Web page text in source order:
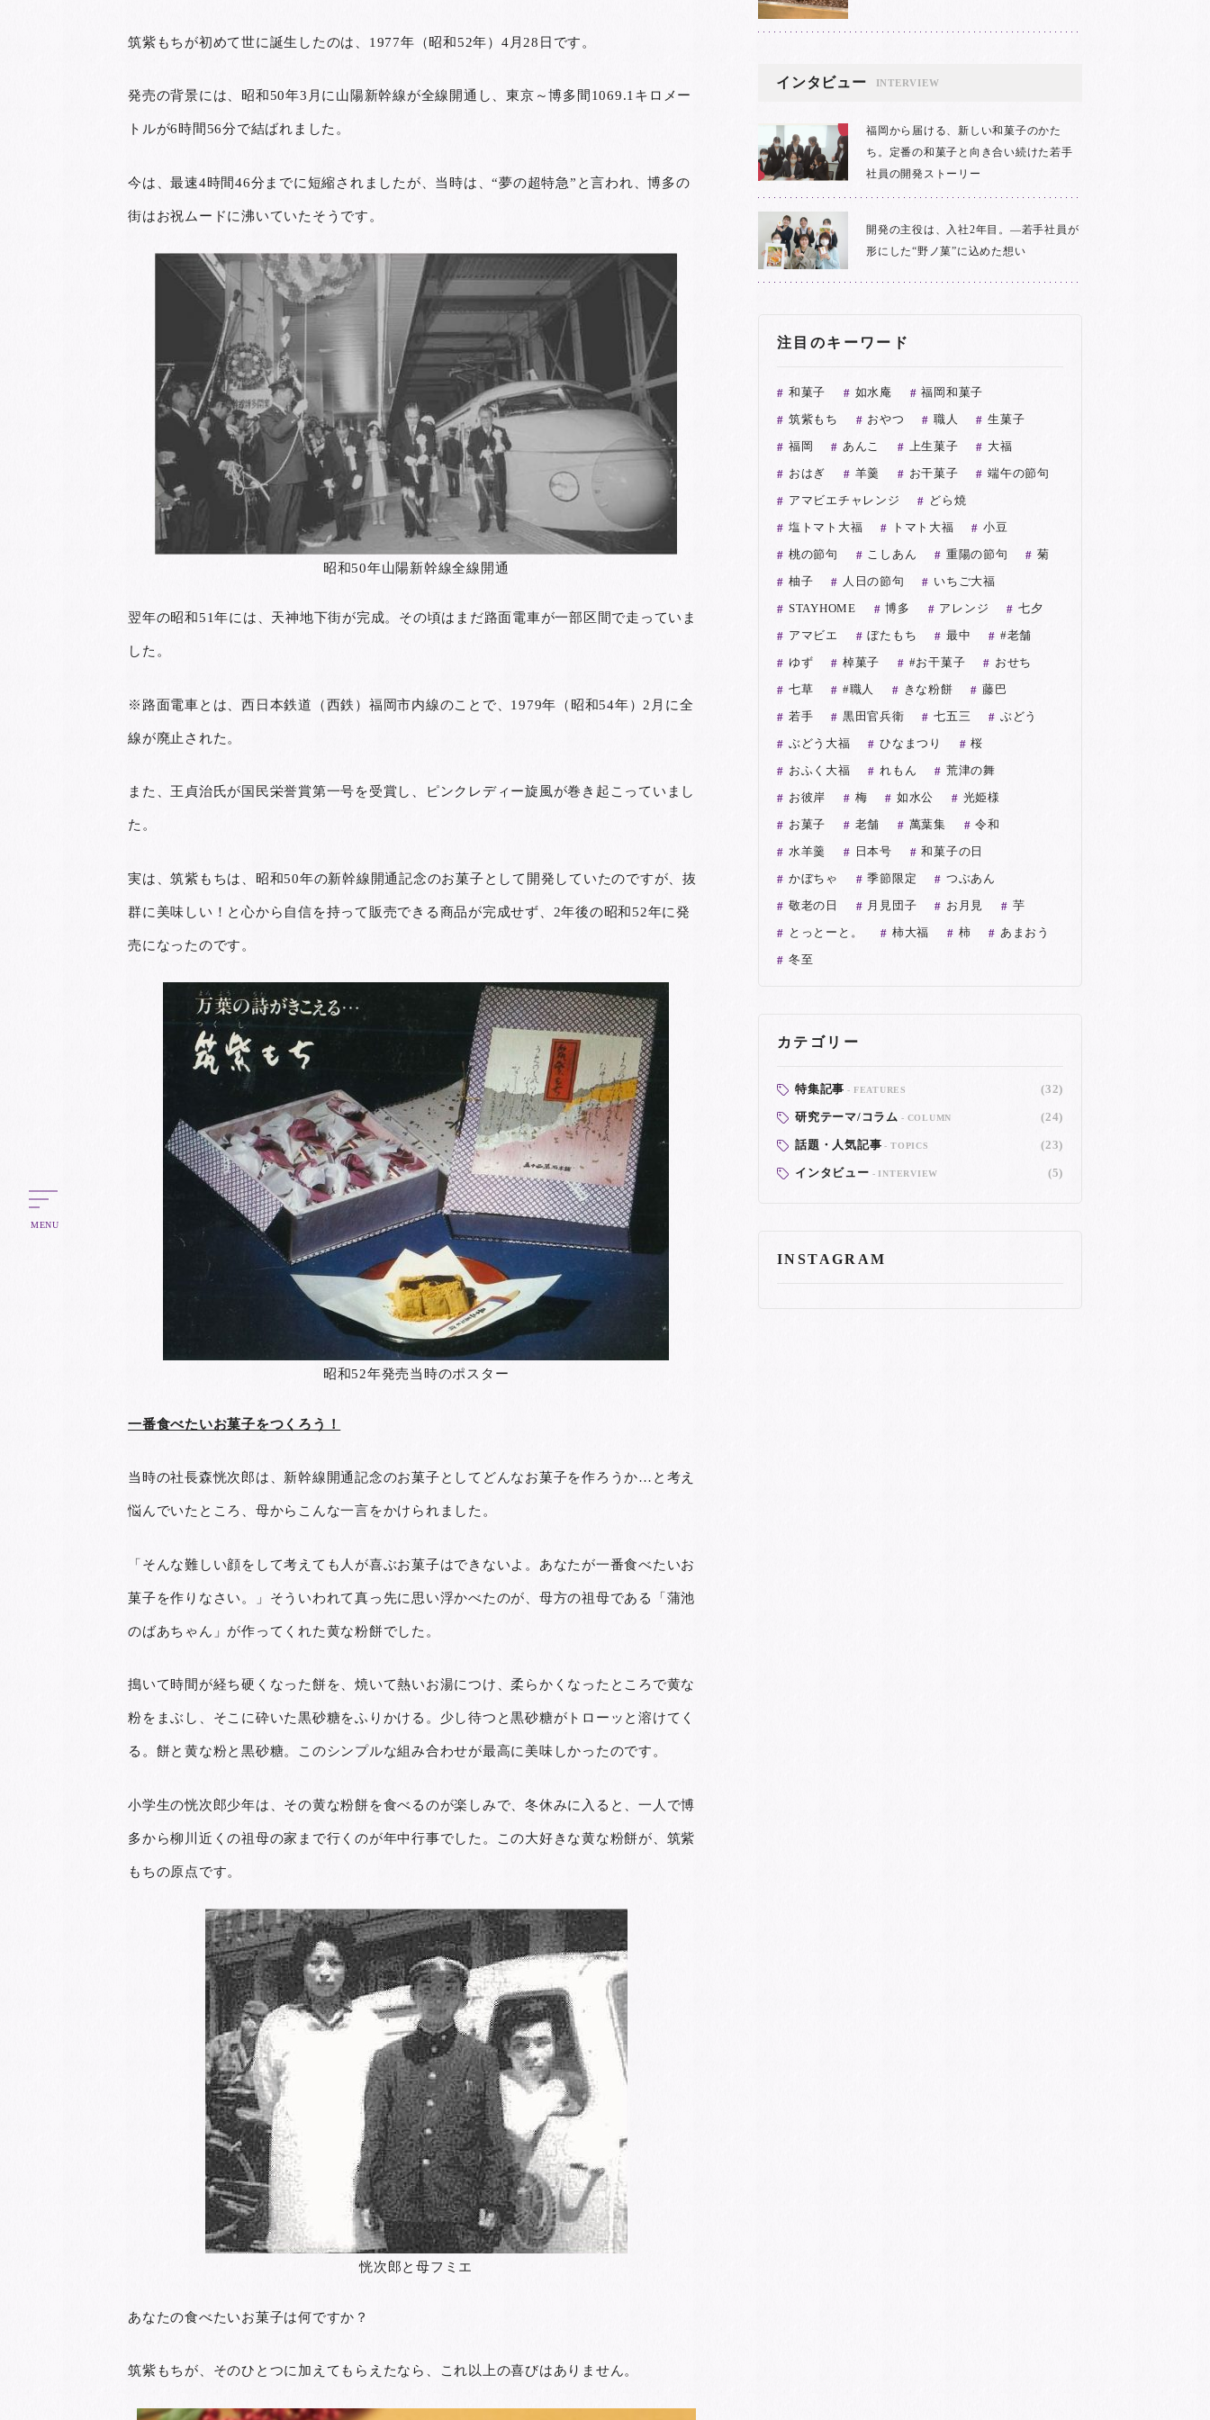
MENU
筑紫もちが初めて世に誕生したのは、1977年（昭和52年）4月28日です。
発売の背景には、昭和50年3月に山陽新幹線が全線開通し、東京～博多間1069.1キロメー
トルが6時間56分で結ばれました。
今は、最速4時間46分までに短縮されましたが、当時は、“夢の超特急”と言われ、博多の
街はお祝ムードに沸いていたそうです。
昭和50年山陽新幹線全線開通
翌年の昭和51年には、天神地下街が完成。その頃はまだ路面電車が一部区間で走っていま
した。
※路面電車とは、西日本鉄道（西鉄）福岡市内線のことで、1979年（昭和54年）2月に全
線が廃止された。
また、王貞治氏が国民栄誉賞第一号を受賞し、ピンクレディー旋風が巻き起こっていまし
た。
実は、筑紫もちは、昭和50年の新幹線開通記念のお菓子として開発していたのですが、抜
群に美味しい！と心から自信を持って販売できる商品が完成せず、2年後の昭和52年に発
売になったのです。
昭和52年発売当時のポスター
一番食べたいお菓子をつくろう！
当時の社長森恍次郎は、新幹線開通記念のお菓子としてどんなお菓子を作ろうか…と考え
悩んでいたところ、母からこんな一言をかけられました。
「そんな難しい顔をして考えても人が喜ぶお菓子はできないよ。あなたが一番食べたいお
菓子を作りなさい。」そういわれて真っ先に思い浮かべたのが、母方の祖母である「蒲池
のばあちゃん」が作ってくれた黄な粉餅でした。
搗いて時間が経ち硬くなった餅を、焼いて熱いお湯につけ、柔らかくなったところで黄な
粉をまぶし、そこに砕いた黒砂糖をふりかける。少し待つと黒砂糖がトローッと溶けてく
る。餅と黄な粉と黒砂糖。このシンプルな組み合わせが最高に美味しかったのです。
小学生の恍次郎少年は、その黄な粉餅を食べるのが楽しみで、冬休みに入ると、一人で博
多から柳川近くの祖母の家まで行くのが年中行事でした。この大好きな黄な粉餅が、筑紫
もちの原点です。
恍次郎と母フミエ
あなたの食べたいお菓子は何ですか？
筑紫もちが、そのひとつに加えてもらえたなら、これ以上の喜びはありません。
インタビュー INTERVIEW
福岡から届ける、新しい和菓子のかた
ち。定番の和菓子と向き合い続けた若手
社員の開発ストーリー
開発の主役は、入社2年目。―若手社員が
形にした“野ノ菓”に込めた想い
注目のキーワード
和菓子 如水庵 福岡和菓子
筑紫もち おやつ 職人 生菓子
福岡 あんこ 上生菓子 大福
おはぎ 羊羹 お干菓子 端午の節句
アマビエチャレンジ どら焼
塩トマト大福 トマト大福 小豆
桃の節句 こしあん 重陽の節句 菊
柚子 人日の節句 いちご大福
STAYHOME 博多 アレンジ 七夕
アマビエ ぼたもち 最中 #老舗
ゆず 棹菓子 #お干菓子 おせち
七草 #職人 きな粉餅 藤巴
若手 黒田官兵衛 七五三 ぶどう
ぶどう大福 ひなまつり 桜
おふく大福 れもん 荒津の舞
お彼岸 梅 如水公 光姫様
お菓子 老舗 萬葉集 令和
水羊羹 日本号 和菓子の日
かぼちゃ 季節限定 つぶあん
敬老の日 月見団子 お月見 芋
とっとーと。 柿大福 柿 あまおう
冬至
カテゴリー
特集記事 FEATURES (32)
研究テーマ/コラム COLUMN (24)
話題・人気記事 TOPICS (23)
インタビュー INTERVIEW (5)
INSTAGRAM